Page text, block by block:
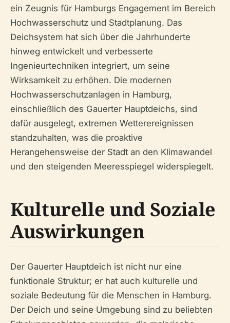
ein Zeugnis für Hamburgs Engagement im Bereich
Hochwasserschutz und Stadtplanung. Das
Deichsystem hat sich über die Jahrhunderte
hinweg entwickelt und verbesserte
Ingenieurtechniken integriert, um seine
Wirksamkeit zu erhöhen. Die modernen
Hochwasserschutzanlagen in Hamburg,
einschließlich des Gauerter Hauptdeichs, sind
dafür ausgelegt, extremen Wetterereignissen
standzuhalten, was die proaktive
Herangehensweise der Stadt an den Klimawandel
und den steigenden Meeresspiegel widerspiegelt.
Kulturelle und Soziale
Auswirkungen
Der Gauerter Hauptdeich ist nicht nur eine
funktionale Struktur; er hat auch kulturelle und
soziale Bedeutung für die Menschen in Hamburg.
Der Deich und seine Umgebung sind zu beliebten